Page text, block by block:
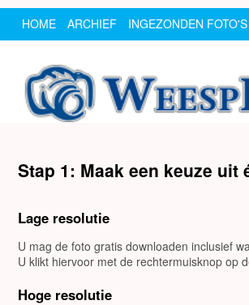
HOME ARCHIEF INGEZONDEN FOTO'S
Stap 1: Maak een keuze
Lage resolutie
U mag de foto gratis downloaden inclusief
U klikt hiervoor met de rechtermuisknop op
Hoge resolutie